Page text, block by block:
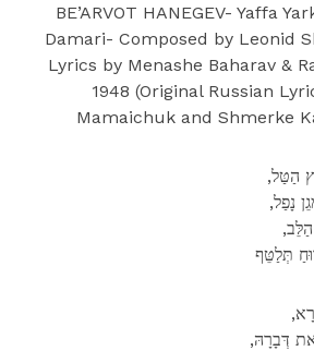
BE’ARVOT HANEGEV- Yaffa
Damari- Composed by Leonid
Lyrics by Menashe Baharav &
1948 (Original Russian
Mamaichuk and Shmerke
הַטַּל
נָפַל
תְּלַטֵּף
דְּבָרָהּ